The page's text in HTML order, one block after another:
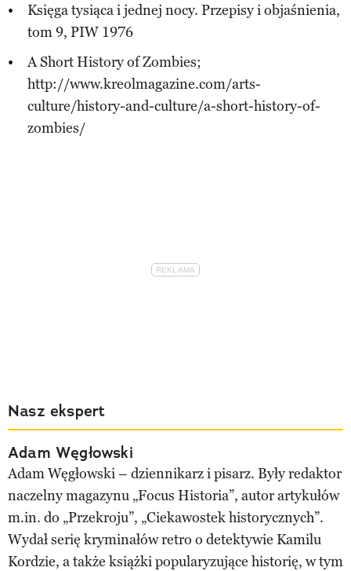
Księga tysiąca i jednej nocy. Przepisy i objaśnienia,
tom 9, PIW 1976
A Short History of Zombies;
http://www.kreolmagazine.com/arts-
culture/history-and-culture/a-short-history-of-
zombies/
Nasz ekspert
Adam Węgłowski
Adam Węgłowski – dziennikarz i pisarz. Były redaktor
naczelny magazynu „Focus Historia”, autor artykułów
m.in. do „Przekroju”, „Ciekawostek historycznych”.
Wydał serię kryminałów retro o detektywie Kamilu
Kordzie, a także książki popularyzujące historię, w tym